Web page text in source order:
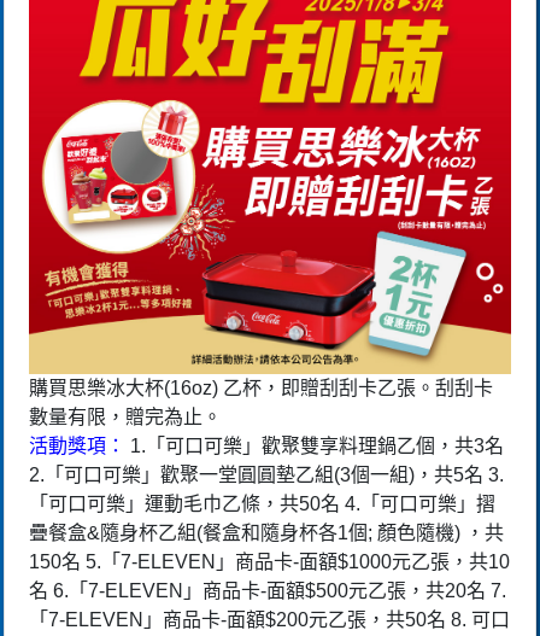
購買思樂冰大杯(16oz) 乙杯，即贈刮刮卡乙張。刮刮卡
數量有限，贈完為止。
活動獎項：
1.「可口可樂」歡聚雙享料理鍋乙個，共3名
2.「可口可樂」歡聚一堂圓圓墊乙組(3個一組)，共5名 3.
「可口可樂」運動毛巾乙條，共50名 4.「可口可樂」摺
疊餐盒&隨身杯乙組(餐盒和隨身杯各1個; 顏色隨機) ，共
150名 5.「7-ELEVEN」商品卡-面額$1000元乙張，共10
名 6.「7-ELEVEN」商品卡-面額$500元乙張，共20名 7.
「7-ELEVEN」商品卡-面額$200元乙張，共50名 8. 可口